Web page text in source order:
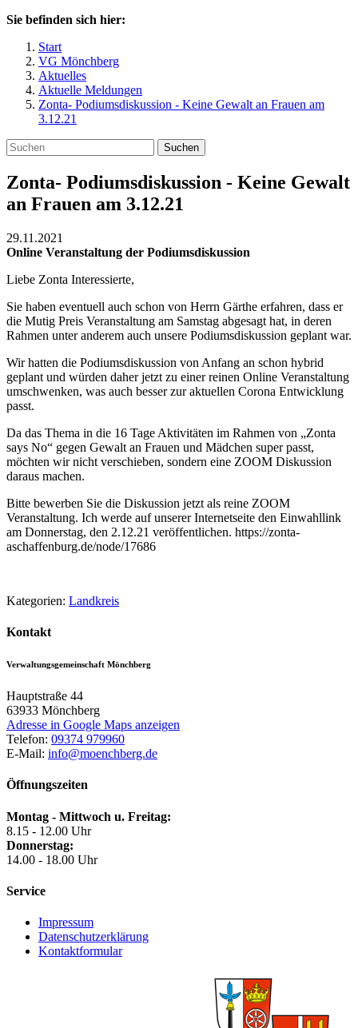
Sie befinden sich hier:
Start
VG Mönchberg
Aktuelles
Aktuelle Meldungen
Zonta- Podiumsdiskussion - Keine Gewalt an Frauen am
3.12.21
Suchen
Zonta- Podiumsdiskussion - Keine Gewalt
an Frauen am 3.12.21
29.11.2021
Online Veranstaltung der Podiumsdiskussion
Liebe Zonta Interessierte,
Sie haben eventuell auch schon von Herrn Gärthe erfahren, dass er
die Mutig Preis Veranstaltung am Samstag abgesagt hat, in deren
Rahmen unter anderem auch unsere Podiumsdiskussion geplant war.
Wir hatten die Podiumsdiskussion von Anfang an schon hybrid
geplant und würden daher jetzt zu einer reinen Online Veranstaltung
umschwenken, was auch besser zur aktuellen Corona Entwicklung
passt.
Da das Thema in die 16 Tage Aktivitäten im Rahmen von „Zonta
says No“ gegen Gewalt an Frauen und Mädchen super passt,
möchten wir nicht verschieben, sondern eine ZOOM Diskussion
daraus machen.
Bitte bewerben Sie die Diskussion jetzt als reine ZOOM
Veranstaltung. Ich werde auf unserer Internetseite den Einwahllink
am Donnerstag, den 2.12.21 veröffentlichen. https://zonta-
aschaffenburg.de/node/17686
Kategorien: Landkreis
Kontakt
Verwaltungsgemeinschaft Mönchberg
Hauptstraße 44
63933 Mönchberg
Adresse in Google Maps anzeigen
Telefon: 09374 979960
E-Mail: info@moenchberg.de
Öffnungszeiten
Montag - Mittwoch u. Freitag:
8.15 - 12.00 Uhr
Donnerstag:
14.00 - 18.00 Uhr
Service
Impressum
Datenschutzerklärung
Kontaktformular